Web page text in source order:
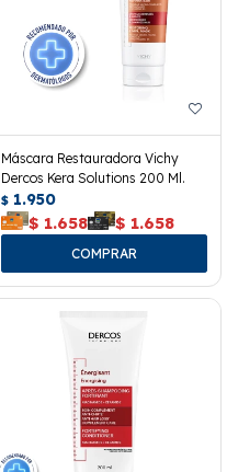
Máscara Restauradora Vichy
Dercos Kera Solutions 200 Ml.
$ 1.950
$ 1.658 $ 1.658